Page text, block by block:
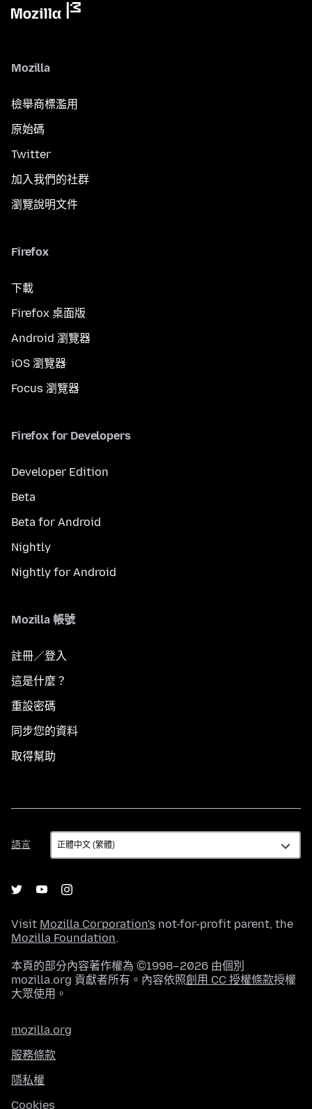
Mozilla
檢舉商標濫用
原始碼
Twitter
加入我們的社群
瀏覽說明文件
Firefox
下載
Firefox 桌面版
Android 瀏覽器
iOS 瀏覽器
Focus 瀏覽器
Firefox for Developers
Developer Edition
Beta
Beta for Android
Nightly
Nightly for Android
Mozilla 帳號
註冊／登入
這是什麼？
重設密碼
同步您的資料
取得幫助
語言
語
言
Visit Mozilla Corporation's not-for-profit parent, the
Mozilla Foundation.
本頁的部分內容著作權為 ©1998–2026 由個別
mozilla.org 貢獻者所有。內容依照創用 CC 授權條款授權
大眾使用。
mozilla.org
服務條款
隱私權
Cookies